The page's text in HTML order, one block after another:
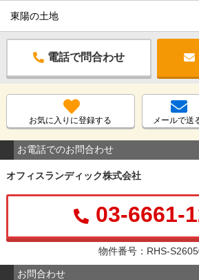
東陽の土地
電話で問合わせ
お気に入りに登録する メールで送
お電話でのお問合わせ
オフィスランディック株式会社
03-6661-
物件番号：RHS-
お問合わせ